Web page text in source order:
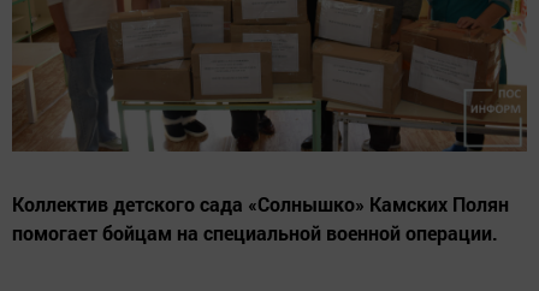
Коллектив детского сада «Солнышко» Камских Полян
помогает бойцам на специальной военной операции.